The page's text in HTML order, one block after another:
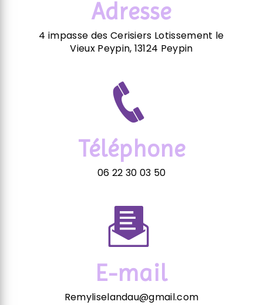
Adresse
4 impasse des Cerisiers Lotissement le
Vieux Peypin, 13124 Peypin
Téléphone
06 22 30 03 50
E-mail
Remyliselandau@gmail.com